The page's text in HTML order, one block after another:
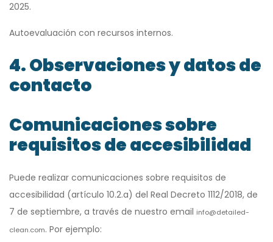
2025.
Autoevaluación con recursos internos.
4. Observaciones y datos de
contacto
Comunicaciones sobre
requisitos de accesibilidad
Puede realizar comunicaciones sobre requisitos de
accesibilidad (artículo 10.2.a) del Real Decreto 1112/2018, de
7 de septiembre, a través de nuestro email info@detailed-
clean.com. Por ejemplo: